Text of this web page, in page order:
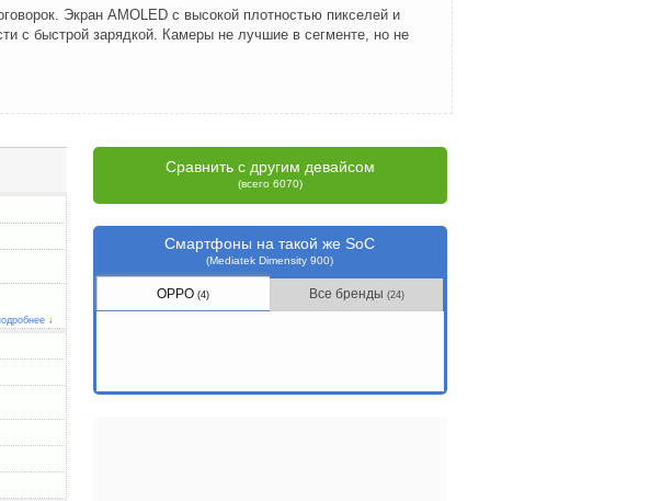
Экран AMOLED с высокой плотностью пикселей и
с быстрой зарядкой. Камеры не лучшие в сегменте, но не
↓
Сравнить с другим девайсом
(всего 6070)
Смартфоны на такой же SoC
(Mediatek Dimensity 900)
OPPO(4) Все бренды (24)